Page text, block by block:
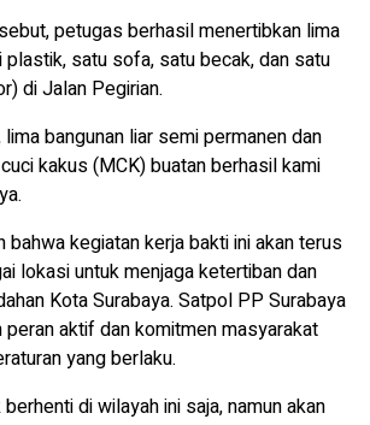
petugas berhasil menertibkan lima
plastik, satu sofa, satu becak, dan satu
di Jalan Pegirian.
lima bangunan liar semi permanen dan
kakus (MCK) buatan berhasil kami
bahwa kegiatan kerja bakti ini akan terus
lokasi untuk menjaga ketertiban dan
Kota Surabaya. Satpol PP Surabaya
peran aktif dan komitmen masyarakat
yang berlaku.
di wilayah ini saja, namun akan